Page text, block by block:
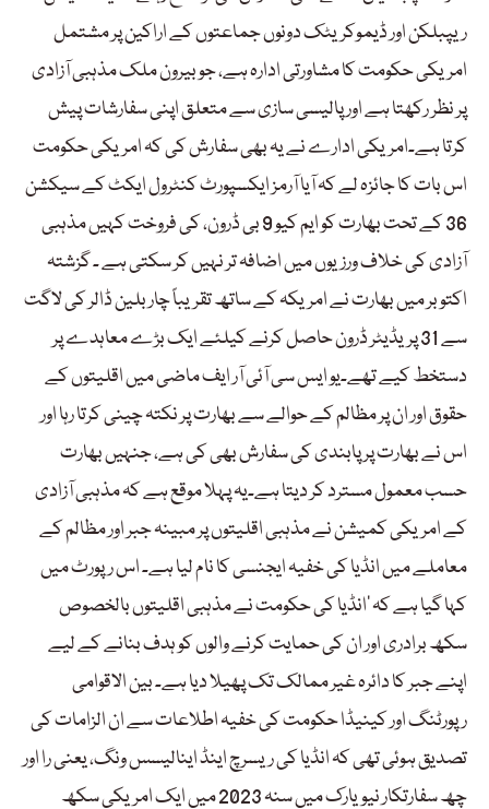
ریپبلکن اور ڈیموکریٹک دونوں جماعتوں کے اراکین پر مشتمل
امریکی حکومت کا مشاورتی ادارہ ہے، جو بیرون ملک مذہبی آزادی
پر نظر رکھتا ہے اور پالیسی سازی سے متعلق اپنی سفارشات پیش
کرتا ہے۔امریکی ادارے نے یہ بھی سفارش کی کہ امریکی حکومت
اس بات کا جائزہ لے کہ آیا آرمز ایکسپورٹ کنٹرول ایکٹ کے سیکشن
36 کے تحت بھارت کو ایم کیو 9 بی ڈرون، کی فروخت کہیں مذہبی
آزادی کی خلاف ورزیوں میں اضافہ تر نہیں کر سکتی ہے ۔ گزشتہ
اکتوبر میں بھارت نے امریکہ کے ساتھ تقریباً چار بلین ڈالر کی لاگت
سے 31 پریڈیٹر ڈرون حاصل کرنے کیلئے ایک بڑے معاہدے پر
دستخط کیے تھے۔یو ایس سی آئی آر ایف ماضی میں اقلیتوں کے
حقوق اور ان پر مظالم کے حوالے سے بھارت پر نکتہ چینی کرتا رہا اور
اس نے بھارت پر پابندی کی سفارش بھی کی ہے، جنہیں بھارت
حسب معمول مسترد کر دیتا ہے۔یہ پہلا موقع ہے کہ مذہبی آزادی
کے امریکی کمیشن نے مذہبی اقلیتوں پر مبینہ جبر اور مظالم کے
معاملے میں انڈیا کی خفیہ ایجنسی کا نام لیا ہے۔ اس رپورٹ میں
کہا گیا ہے کہ ‘انڈیا کی حکومت نے مذہبی اقلیتوں بالخصوص
سکھ برادری اور ان کی حمایت کرنے والوں کو ہدف بنانے کے لیے
اپنے جبر کا دائرہ غیر ممالک تک پھیلا دیا ہے۔ بین الاقوامی
رپورٹنگ اور کینیڈا حکومت کی خفیہ اطلاعات سے ان الزامات کی
تصدیق ہوئی تھی کہ انڈیا کی ریسرچ اینڈ اینالیسس ونگ، یعنی را اور
چھ سفارتکار نیویارک میں سنہ 2023 میں ایک امریکی سکھ